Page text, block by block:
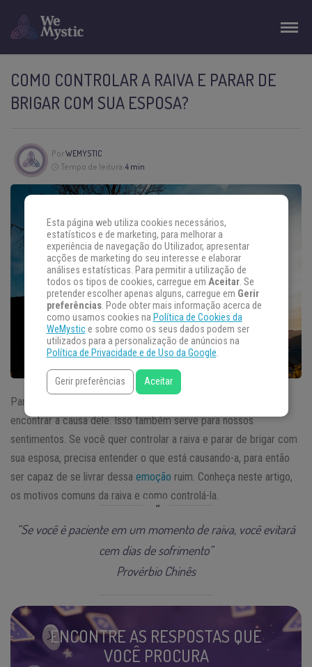
COMO CONTROLAR A RAIVA E PARAR DE
BRIGAR COM SUA ESPOSA?
PorWEMYSTIC
Tempo de leitura:4 min
Para resolver qualquer problema em nossas vidas, precisamos
encontrar a causa dele. Isso também serve para nossos
sentimentos. Se você quer controlar a raiva e parar de brigar com
sua esposa, precisa entender o que está causando-a, para então
ser capaz de se livrar dessa emoção ruim. Conheça neste artigo,
os motivos comuns da raiva e como controlá-la.
“Se você é paciente em um momento de raiva, você evitará
cem dias de sofrimento”
Provérbio Chinês
ENCONTRE AS RESPOSTAS QUE
VOCÊ PROCURA
Esta página web utiliza cookies necessários,
estatísticos e de marketing, para melhorar a
experiência de navegação do Utilizador, apresentar
acções de marketing do seu interesse e elaborar
análises estatísticas. Para permitir a utilização de
todos os tipos de cookies, carregue em Aceitar. Se
pretender escolher apenas alguns, carregue em Gerir
preferências. Pode obter mais informação acerca de
como usamos cookies na Política de Cookies da
WeMystice sobre como os seus dados podem ser
utilizados para a personalização de anúncios na
Política de Privacidade e de Uso da Google.
Gerir preferências Aceitar